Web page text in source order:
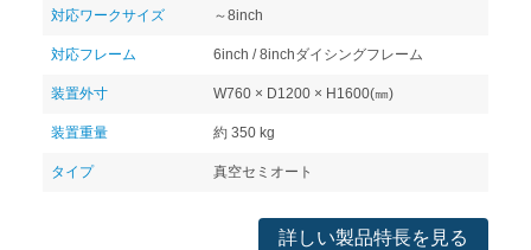
対応ワークサイズ ～8inch
対応フレーム 6inch / 8inchダイシングフレーム
装置外寸 W760 × D1200 × H1600(㎜)
装置重量 約 350 kg
タイプ 真空セミオート
詳しい製品特長を見る